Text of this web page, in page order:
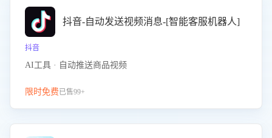
抖音-自动发送视频消息-[智能客服机器人]
抖音
AI工具 · 自动推送商品视频
限时免费已售99+